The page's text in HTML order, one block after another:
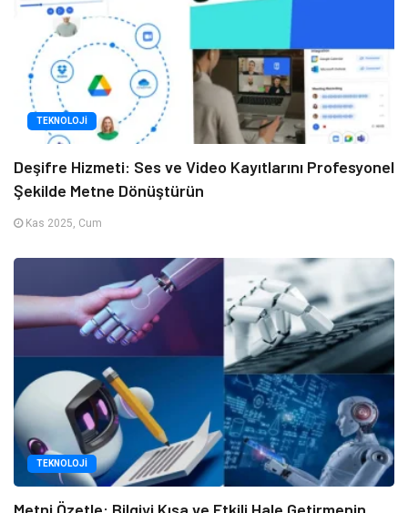
TEKNOLOJI
Deşifre Hizmeti: Ses ve Video Kayıtlarını Profesyonel
Şekilde Metne Dönüştürün
Kas 2025, Cum
TEKNOLOJI